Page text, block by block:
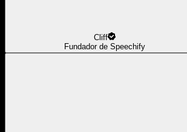
Cliff
Fundador de Speechify